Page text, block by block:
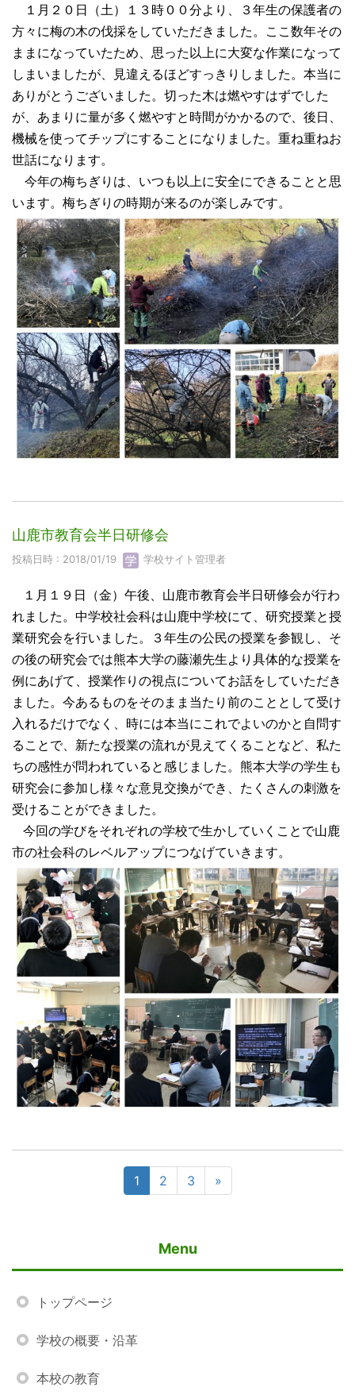
１月２０日（土）１３時００分より、３年生の保護者の
方々に梅の木の伐採をしていただきました。ここ数年その
ままになっていたため、思った以上に大変な作業になって
しまいましたが、見違えるほどすっきりしました。本当に
ありがとうございました。切った木は燃やすはずでした
が、あまりに量が多く燃やすと時間がかかるので、後日、
機械を使ってチップにすることになりました。重ね重ねお
世話になります。
今年の梅ちぎりは、いつも以上に安全にできることと思
います。梅ちぎりの時期が来るのが楽しみです。
山鹿市教育会半日研修会
投稿日時 : 2018/01/19 学校サイト管理者
１月１９日（金）午後、山鹿市教育会半日研修会が行わ
れました。中学校社会科は山鹿中学校にて、研究授業と授
業研究会を行いました。３年生の公民の授業を参観し、そ
の後の研究会では熊本大学の藤瀬先生より具体的な授業を
例にあげて、授業作りの視点についてお話をしていただき
ました。今あるものをそのまま当たり前のこととして受け
入れるだけでなく、時には本当にこれでよいのかと自問す
ることで、新たな授業の流れが見えてくることなど、私た
ちの感性が問われていると感じました。熊本大学の学生も
研究会に参加し様々な意見交換ができ、たくさんの刺激を
受けることができました。
今回の学びをそれぞれの学校で生かしていくことで山鹿
市の社会科のレベルアップにつなげていきます。
1 2 3 »
Menu
トップページ
学校の概要・沿革
本校の教育